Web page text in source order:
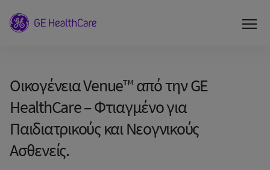
Οικογένεια Venue™ από την GE
HealthCare – Φτιαγμένο για
Παιδιατρικούς και Νεογνικούς
Ασθενείς.